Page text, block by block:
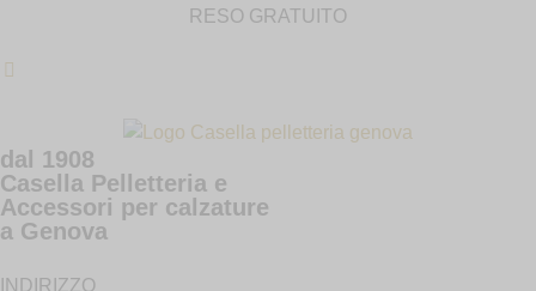
RESO GRATUITO
dal 1908
Casella Pelletteria e
Accessori per calzature
a Genova
INDIRIZZO